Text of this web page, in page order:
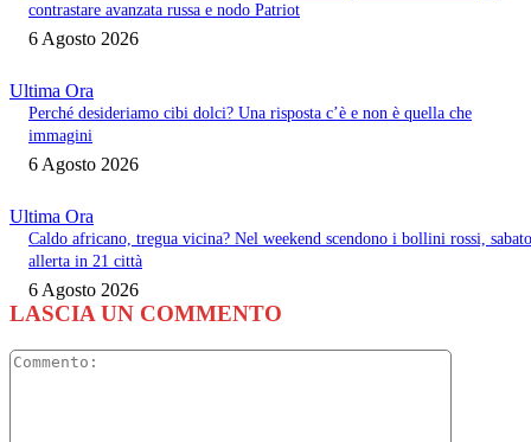
contrastare avanzata russa e nodo Patriot
6 Agosto 2026
Ultima Ora
Perché desideriamo cibi dolci? Una risposta c’è e non è quella che
immagini
6 Agosto 2026
Ultima Ora
Caldo africano, tregua vicina? Nel weekend scendono i bollini rossi, sabato
allerta in 21 città
6 Agosto 2026
LASCIA UN COMMENTO